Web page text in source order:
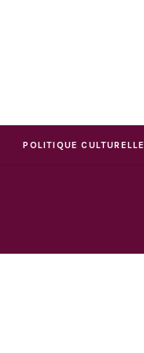
POLITIQUE CULTURELLE